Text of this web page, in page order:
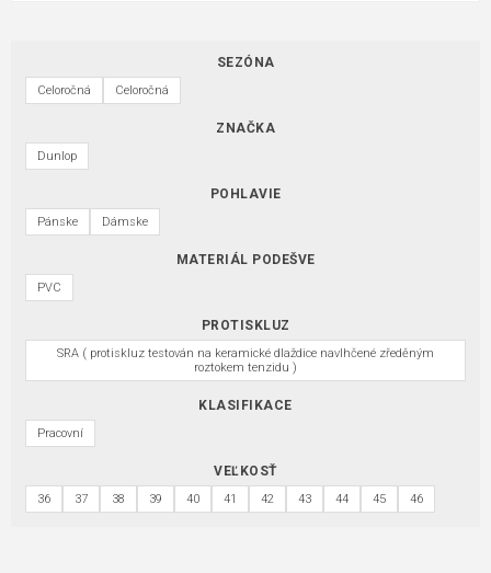
SEZÓNA
Celoročná Celoročná
ZNAČKA
Dunlop
POHLAVIE
Pánske Dámske
MATERIÁL PODEŠVE
PVC
PROTISKLUZ
SRA ( protiskluz testován na keramické dlaždice navlhčené zředěným
roztokem tenzidu )
KLASIFIKACE
Pracovní
VEĽKOSŤ
36 37 38 39 40 41 42 43 44 45 46